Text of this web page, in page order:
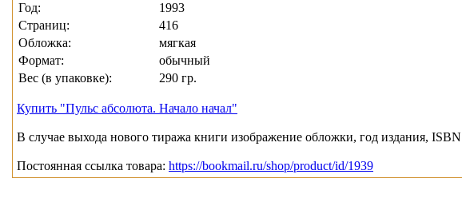
Год:
1993
Страниц:
416
Обложка:
мягкая
Формат:
обычный
Вес (в упаковке):
290 гр.
Купить "Пульс абсолюта. Начало начал"
В случае выхода нового тиража книги изображение обложки, год издания,
Постоянная ссылка товара: https://bookmail.ru/shop/product/id/1939